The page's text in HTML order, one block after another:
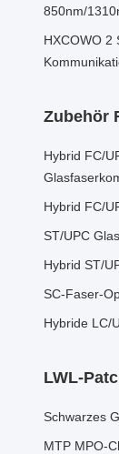
850nm/
HXCOWO 2
Zubehör
Hybrid FC/
Hybrid FC/
ST/UPC
Hybrid ST/
SC-Faser-
Hybride LC/
LWL-
Schwarzes
MTP MPO-